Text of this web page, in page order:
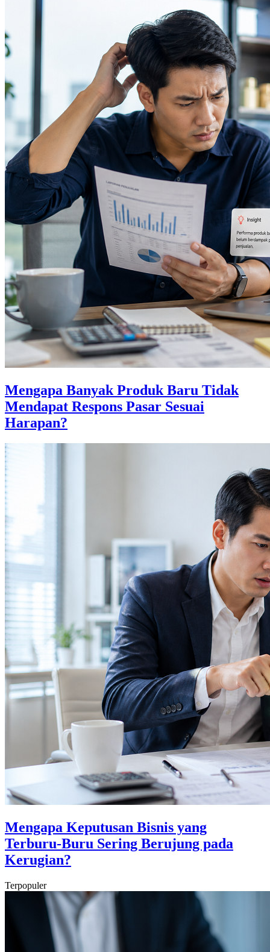
Mengapa Banyak Produk Baru Tidak
Mendapat Respons Pasar Sesuai
Harapan?
Mengapa Keputusan Bisnis yang
Terburu-Buru Sering Berujung pada
Kerugian?
Terpopuler